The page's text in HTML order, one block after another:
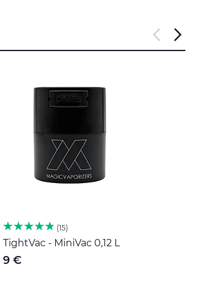
15
TightVac - MiniVac 0,12 L
9 €